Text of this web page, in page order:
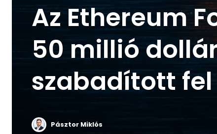
Az Ethereum
50 millió
szabadított
Pásztor Miklós